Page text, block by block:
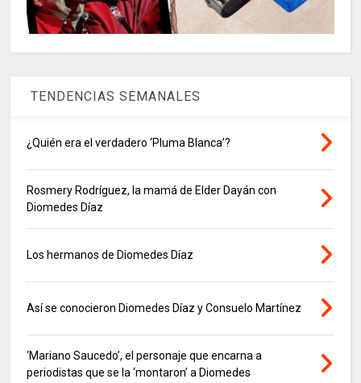
TENDENCIAS SEMANALES
¿Quién era el verdadero ‘Pluma Blanca’?
Rosmery Rodríguez, la mamá de Elder Dayán con
Diomedes Díaz
Los hermanos de Diomedes Díaz
Así se conocieron Diomedes Díaz y Consuelo Martínez
‘Mariano Saucedo’, el personaje que encarna a
periodistas que se la ‘montaron’ a Diomedes